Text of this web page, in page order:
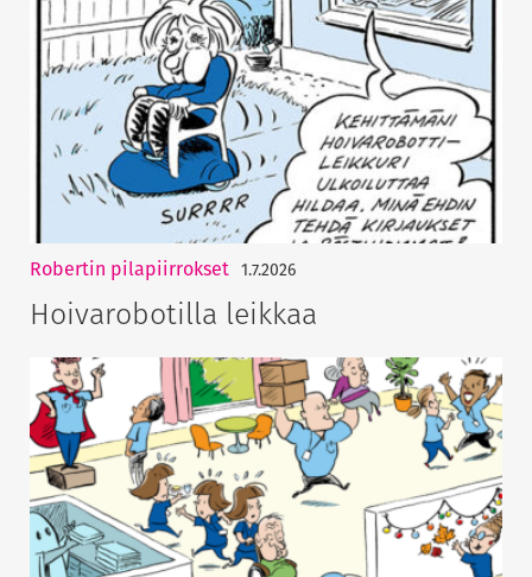
Robertin pilapiirrokset 1.7.2026
Hoivarobotilla leikkaa